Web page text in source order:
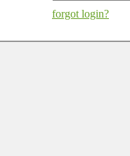
forgot login?